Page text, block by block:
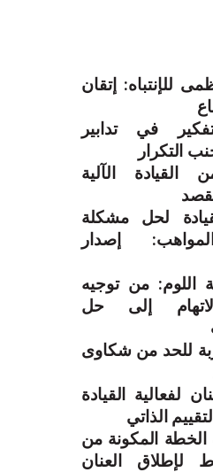
للإنتباه: إتقان
في تدابير
التكرار
القيادة الآلية
لحل مشكلة
إصدار
اللوم: من توجيه
إلى حل
للحد من شكاوى
لفعالية القيادة
الذاتي
المكونة من
لإطلاق العنان